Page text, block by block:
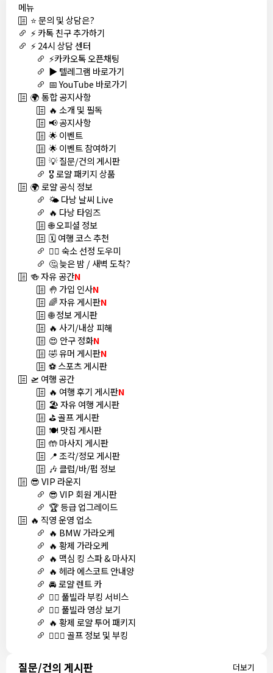
메뉴
⭐ 문의 및 상담은?
⚡ 카톡 친구 추가하기
⚡ 24시 상담 센터
⚡카카오톡 오픈채팅
▶️ 텔레그램 바로가기
📅 YouTube 바로가기
🌍 통합 공지사항
🔥 소개 및 필독
📢 공지사항
🌟 이벤트
🌟 이벤트 참여하기
💡 질문/건의 게시판
🎖️ 로얄 패키지 상품
🌍 로얄 공식 정보
🌤️ 다낭 날씨 Live
🔥 다낭 타임즈
🌐 오피셜 정보
🗓️ 여행 코스 추천
🏊‍♀️ 숙소 선정 도우미
🤔 늦은 밤 / 새벽 도착?
🍻 자유 공간N
🤚 가입 인사N
🌈 자유 게시판N
🌐 정보 게시판
🔥 사기/내상 피해
😍 안구 정화N
🤣 유머 게시판N
⚽ 스포츠 게시판
🛫 여행 공간
🔥 여행 후기 게시판N
🏖️ 자유 여행 게시판
⛳ 골프 게시판
🍽️ 맛집 게시판
🤲 마사지 게시판
📍 조각/정모 게시판
🎶 클럽/바/펍 정보
😎 VIP 라운지
😎 VIP 회원 게시판
🏆 등급 업그레이드
🔥 직영 운영 업소
🔥 BMW 가라오케
🔥 황제 가라오케
🔥 맥심 킹 스파 & 마사지
🔥 헤라 에스코트 안내양
🚘 로얄 렌트 카
🏊‍♀️ 풀빌라 부킹 서비스
🏊‍♀️ 풀빌라 영상 보기
🔥 황제 로얄 투어 패키지
🏌🏻‍♂️ 골프 정보 및 부킹
질문/건의 게시판 더보기